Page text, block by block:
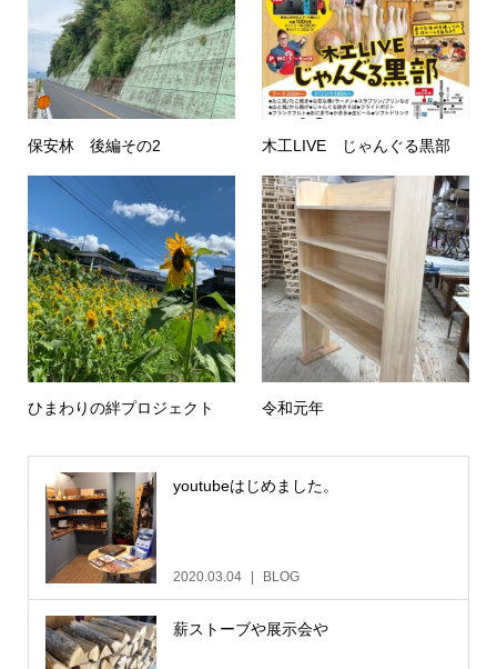
保安林 後編その2 木工LIVE じゃんぐる黒部
ひまわりの絆プロジェクト 令和元年
youtubeはじめました。
2020.03.04 BLOG
薪ストーブや展示会や